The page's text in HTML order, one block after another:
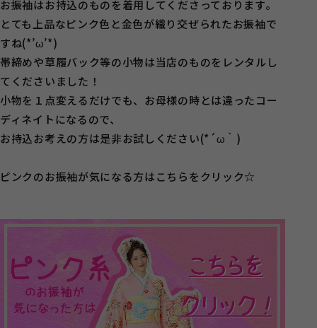
お振袖はお持込のものを着用してくださっております。
とても上品なピンク色と金色が織り交ぜられたお振袖で
すね(*’ω’*)
帯締めや草履バック等の小物は当店のものをレンタルし
てくださいました！
小物を１点変えるだけでも、お母様の時とは違ったコー
ディネイトになるので、
お持込お考えの方は是非お試しください(*´ω｀)
ピンクのお振袖が気になる方はこちらをクリック☆